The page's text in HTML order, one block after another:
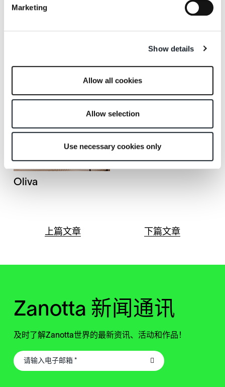
Marketing
Show details
Allow all cookies
Allow selection
Use necessary cookies only
相关作品
Oliva
上篇文章 下篇文章
Zanotta 新闻通讯
及时了解Zanotta世界的最新资讯、活动和作品！